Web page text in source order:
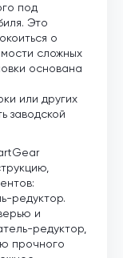
под
Это
о
сложных
основана
или других
заводской
редуктор.
и
редуктор,
прочного